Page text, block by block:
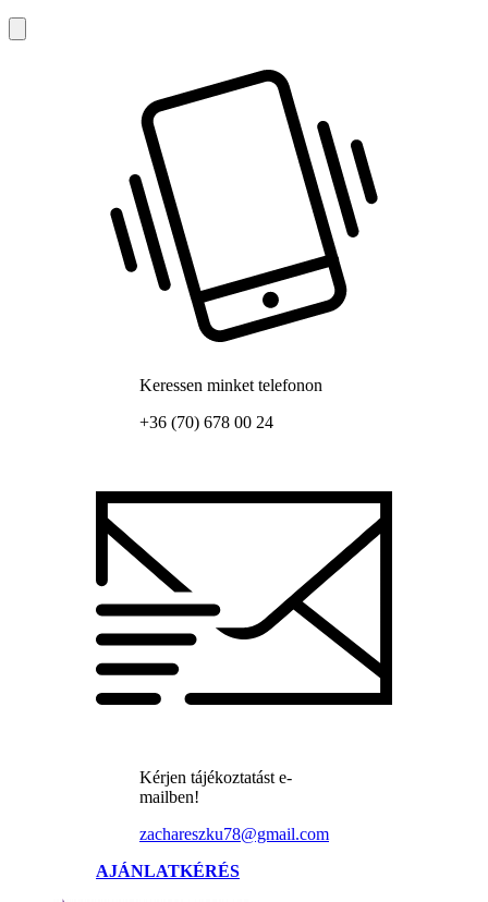
Keressen minket telefonon
+36 (70) 678 00 24
Kérjen tájékoztatást e-
mailben!
zachareszku78@gmail.com
AJÁNLATKÉRÉS